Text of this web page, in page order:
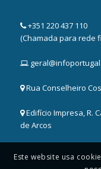
+351 220 437 110
(Chamada para rede
Rua Conselheiro
Edifício Impresa, R.
de Arcos
Este website usa